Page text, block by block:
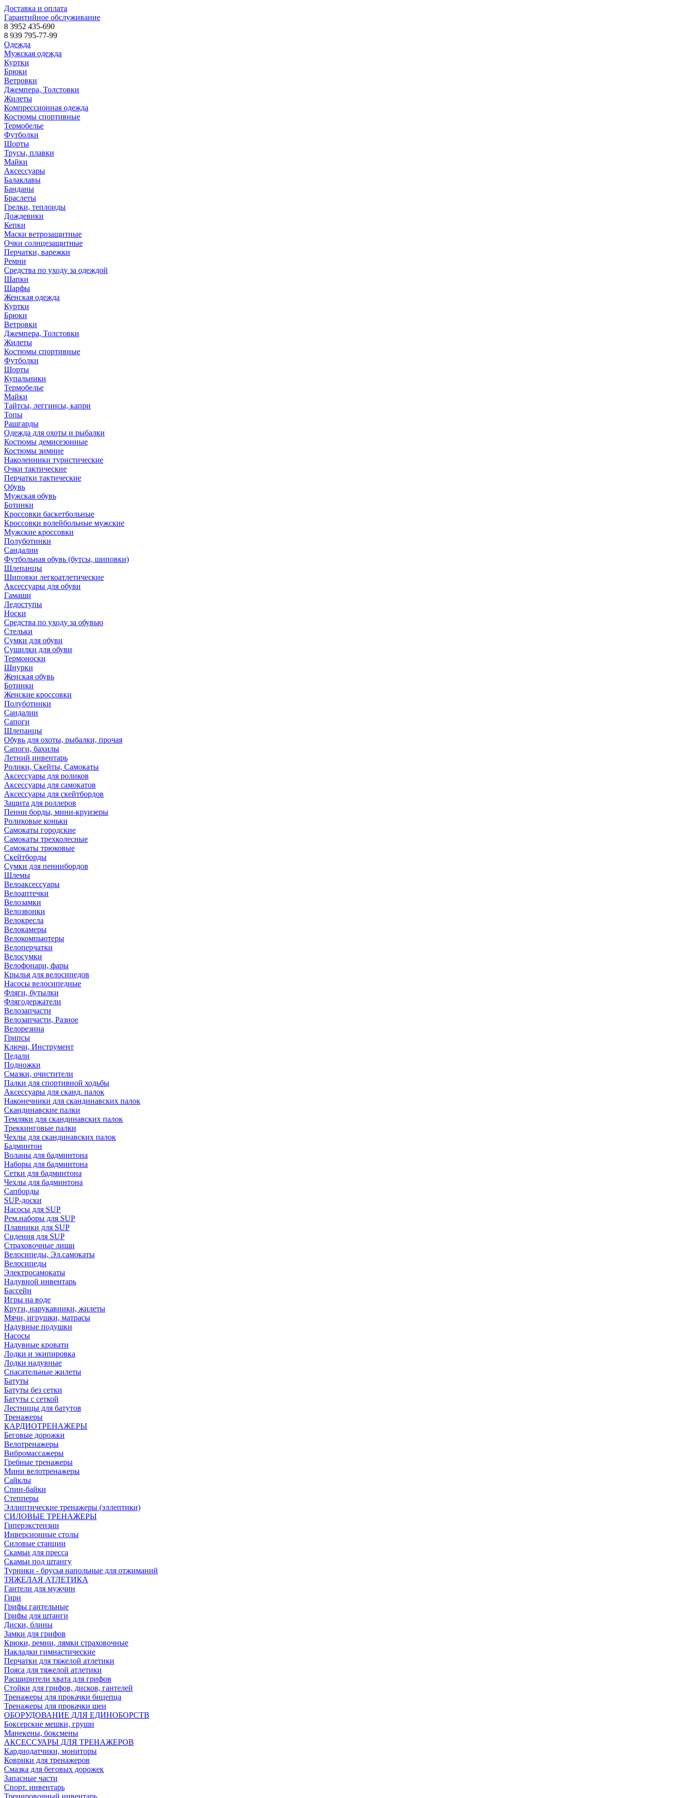
Доставка и оплата
Гарантийное обслуживание
8 3952 435-690
8 939 795-77-99
Одежда
Мужская одежда
Куртки
Брюки
Ветровки
Джемпера, Толстовки
Жилеты
Компрессионная одежда
Костюмы спортивные
Термобелье
Футболки
Шорты
Трусы, плавки
Майки
Аксессуары
Балаклавы
Банданы
Браслеты
Грелки, теплоиды
Дождевики
Кепки
Маски ветрозащитные
Очки солнцезащитные
Перчатки, варежки
Ремни
Средства по уходу за одеждой
Шапки
Шарфы
Женская одежда
Куртки
Брюки
Ветровки
Джемпера, Толстовки
Жилеты
Костюмы спортивные
Футболки
Шорты
Купальники
Термобелье
Майки
Тайтсы, леггинсы, капри
Топы
Рашгарды
Одежда для охоты и рыбалки
Костюмы демисезонные
Костюмы зимние
Наколенники туристические
Очки тактические
Перчатки тактические
Обувь
Мужская обувь
Ботинки
Кроссовки баскетбольные
Кроссовки волейбольные мужские
Мужские кроссовки
Полуботинки
Сандалии
Футбольная обувь (бутсы, шиповки)
Шлепанцы
Шиповки легкоатлетические
Аксессуары для обуви
Гамаши
Ледоступы
Носки
Средства по уходу за обувью
Стельки
Сумки для обуви
Сушилки для обуви
Термоноски
Шнурки
Женская обувь
Ботинки
Женские кроссовки
Полуботинки
Сандалии
Сапоги
Шлепанцы
Обувь для охоты, рыбалки, прочая
Сапоги, бахилы
Летний инвентарь
Ролики, Скейты, Самокаты
Аксессуары для роликов
Аксессуары для самокатов
Аксессуары для скейтбордов
Защита для роллеров
Пенни борды, мини-круизеры
Роликовые коньки
Самокаты городские
Самокаты трехколесные
Самокаты трюковые
Скейтборды
Сумки для пеннибордов
Шлемы
Велоаксессуары
Велоаптечки
Велозамки
Велозвонки
Велокресла
Велокамеры
Велокомпьютеры
Велоперчатки
Велосумки
Велофонари, фары
Крылья для велосипедов
Насосы велосипедные
Фляги, бутылки
Флягодержатели
Велозапчасти
Велозапчасти, Разное
Велорезина
Грипсы
Ключи, Инструмент
Педали
Подножки
Смазки, очистители
Палки для спортивной ходьбы
Аксессуары для сканд. палок
Наконечники для скандинавских палок
Скандинавские палки
Темляки для скандинавских палок
Треккинговые палки
Чехлы для скандинавских палок
Бадминтон
Воланы для бадминтона
Наборы для бадминтона
Сетки для бадминтона
Чехлы для бадминтона
Сапборды
SUP-доски
Насосы для SUP
Рем.наборы для SUP
Плавники для SUP
Сидения для SUP
Страховочные лиши
Велосипеды, Эл.самокаты
Велосипеды
Электросамокаты
Надувной инвентарь
Бассейн
Игры на воде
Круги, нарукавники, жилеты
Мячи, игрушки, матрасы
Надувные подушки
Насосы
Надувные кровати
Лодки и экипировка
Лодки надувные
Спасательные жилеты
Батуты
Батуты без сетки
Батуты с сеткой
Лестницы для батутов
Тренажеры
КАРДИОТРЕНАЖЕРЫ
Беговые дорожки
Велотренажеры
Вибромассажеры
Гребные тренажеры
Мини велотренажеры
Сайклы
Спин-байки
Степперы
Эллиптические тренажеры (эллептики)
СИЛОВЫЕ ТРЕНАЖЕРЫ
Гиперэкстензии
Инверсионные столы
Силовые станции
Скамьи для пресса
Скамьи под штангу
Турники - брусья напольные для отжиманий
ТЯЖЕЛАЯ АТЛЕТИКА
Гантели для мужчин
Гири
Грифы гантельные
Грифы для штанги
Диски, блины
Замки для грифов
Крюки, ремни, лямки страховочные
Накладки гимнастические
Перчатки для тяжелой атлетики
Пояса для тяжелой атлетики
Расширители хвата для грифов
Стойки для грифов, дисков, гантелей
Тренажеры для прокачки бицепца
Тренажеры для прокачки шеи
ОБОРУДОВАНИЕ ДЛЯ ЕДИНОБОРСТВ
Боксерские мешки, груши
Манекены, боксмены
АКСЕССУАРЫ ДЛЯ ТРЕНАЖЕРОВ
Кардиодатчики, мониторы
Коврики для тренажеров
Смазка для беговых дорожек
Запасные части
Спорт. инвентарь
Тренировочный инвентарь